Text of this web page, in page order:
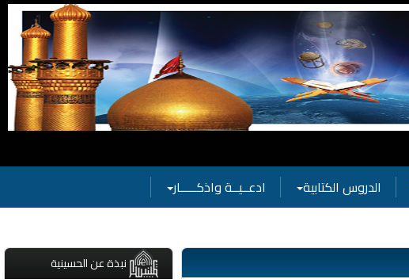
الدروس الكتابية ادعــيــة واذكـــــار
نبذة عن الحسينية